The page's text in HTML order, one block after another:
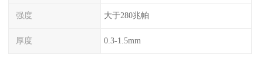
强度 大于280兆帕
厚度 0.3-1.5mm